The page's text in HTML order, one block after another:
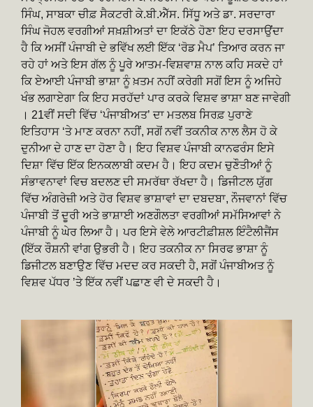
ਸਿੰਘ, ਸਾਬਕਾ ਚੀਫ਼ ਸੈਕਟਰੀ ਕੇ.ਬੀ.ਐੱਸ. ਸਿੱਧੂ ਅਤੇ ਡਾ. ਸਰਦਾਰਾ
ਸਿੰਘ ਜੋਹਲ ਵਰਗੀਆਂ ਸਖ਼ਸ਼ੀਅਤਾਂ ਦਾ ਇਕੱਠੇ ਹੋਣਾ ਇਹ ਦਰਸਾਉਂਦਾ
ਹੈ ਕਿ ਅਸੀਂ ਪੰਜਾਬੀ ਦੇ ਭਵਿੱਖ ਲਈ ਇੱਕ ‘ਰੋਡ ਮੈਪ’ ਤਿਆਰ ਕਰਨ ਜਾ
ਰਹੇ ਹਾਂ ਅਤੇ ਇਸ ਗੱਲ ਨੂੰ ਪੂਰੇ ਆਤਮ-ਵਿਸ਼ਵਾਸ਼ ਨਾਲ ਕਹਿ ਸਕਦੇ ਹਾਂ
ਕਿ ਏਆਈ ਪੰਜਾਬੀ ਭਾਸ਼ਾ ਨੂੰ ਖ਼ਤਮ ਨਹੀਂ ਕਰੇਗੀ ਸਗੋਂ ਇਸ ਨੂੰ ਅਜਿਹੇ
ਖੰਭ ਲਗਾਏਗਾ ਕਿ ਇਹ ਸਰਹੱਦਾਂ ਪਾਰ ਕਰਕੇ ਵਿਸ਼ਵ ਭਾਸ਼ਾ ਬਣ ਜਾਵੇਗੀ
। 21ਵੀਂ ਸਦੀ ਵਿੱਚ ‘ਪੰਜਾਬੀਅਤ’ ਦਾ ਮਤਲਬ ਸਿਰਫ਼ ਪੁਰਾਣੇ
ਇਤਿਹਾਸ ‘ਤੇ ਮਾਣ ਕਰਨਾ ਨਹੀਂ, ਸਗੋਂ ਨਵੀਂ ਤਕਨੀਕ ਨਾਲ ਲੈਸ ਹੋ ਕੇ
ਦੁਨੀਆ ਦੇ ਹਾਣ ਦਾ ਹੋਣਾ ਹੈ। ਇਹ ਵਿਸ਼ਵ ਪੰਜਾਬੀ ਕਾਨਫਰੰਸ ਇਸੇ
ਦਿਸ਼ਾ ਵਿੱਚ ਇੱਕ ਇਨਕਲਾਬੀ ਕਦਮ ਹੈ। ਇਹ ਕਦਮ ਚੁਣੌਤੀਆਂ ਨੂੰ
ਸੰਭਾਵਨਾਵਾਂ ਵਿਚ ਬਦਲਣ ਦੀ ਸਮਰੱਥਾ ਰੱਖਦਾ ਹੈ। ਡਿਜੀਟਲ ਯੁੱਗ
ਵਿੱਚ ਅੰਗਰੇਜ਼ੀ ਅਤੇ ਹੋਰ ਵਿਸ਼ਵ ਭਾਸ਼ਾਵਾਂ ਦਾ ਦਬਦਬਾ, ਨੌਜਵਾਨਾਂ ਵਿੱਚ
ਪੰਜਾਬੀ ਤੋਂ ਦੂਰੀ ਅਤੇ ਭਾਸ਼ਾਈ ਅਣਗੌਲਤਾ ਵਰਗੀਆਂ ਸਮੱਸਿਆਵਾਂ ਨੇ
ਪੰਜਾਬੀ ਨੂੰ ਘੇਰ ਲਿਆ ਹੈ। ਪਰ ਇਸੇ ਵੇਲੇ ਆਰਟੀਫ਼ੀਸ਼ਲ ਇੰਟੈਲੀਜੈਂਸ
(ਇੱਕ ਰੌਸ਼ਨੀ ਵਾਂਗ ਉਭਰੀ ਹੈ। ਇਹ ਤਕਨੀਕ ਨਾ ਸਿਰਫ ਭਾਸ਼ਾ ਨੂੰ
ਡਿਜੀਟਲ ਬਣਾਉਣ ਵਿੱਚ ਮਦਦ ਕਰ ਸਕਦੀ ਹੈ, ਸਗੋਂ ਪੰਜਾਬੀਅਤ ਨੂੰ
ਵਿਸ਼ਵ ਪੱਧਰ ’ਤੇ ਇੱਕ ਨਵੀਂ ਪਛਾਣ ਵੀ ਦੇ ਸਕਦੀ ਹੈ।